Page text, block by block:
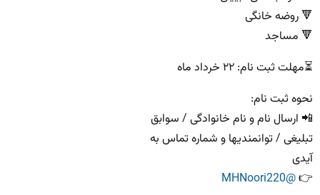
🔻 روضه خانگی
🔻 مساجد
⏳مهلت ثبت نام: ۲۲ خرداد ماه
نحوه ثبت نام:
📲 ارسال نام و نام خانوادگی / سوابق
تبلیغی / توانمندیها و شماره تماس به
آيدی
👉
@MHNoori220